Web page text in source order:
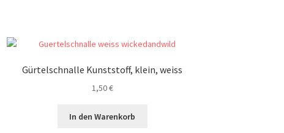
Gürtelschnalle Kunststoff, klein, weiss
1,50€
In den Warenkorb